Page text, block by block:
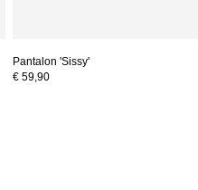
Pantalon 'Sissy'
€ 59,90